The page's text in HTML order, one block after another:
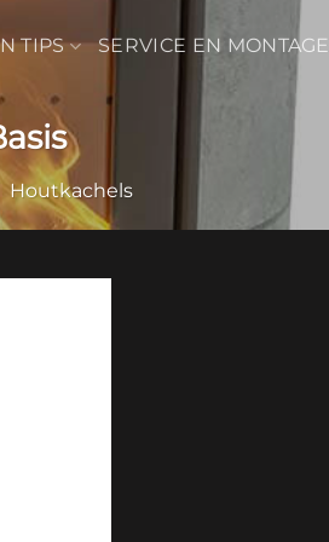
TIPS SERVICE EN MONTAGE
Houtkachels